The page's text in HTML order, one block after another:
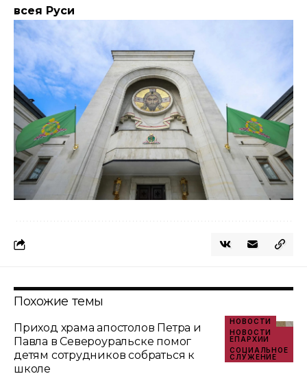
всея Руси
Похожие темы
НОВОСТИ
НОВОСТИ
ЕПАРХИИ
СОЦИАЛЬНОЕ
СЛУЖЕНИЕ
Приход храма апостолов Петра и
Павла в Североуральске помог
детям сотрудников собраться к
школе